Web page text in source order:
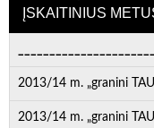
ĮSKAITINIUS
2013/14 m. „granini
2013/14 m. „granini